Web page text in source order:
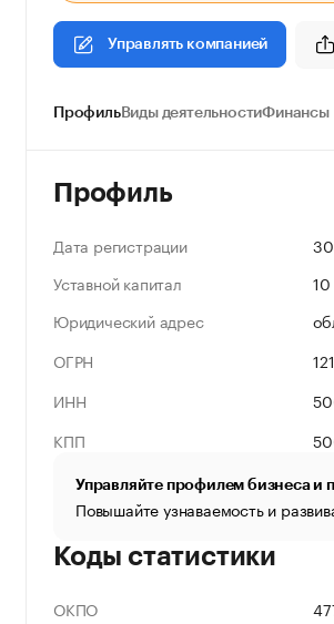
Управлять компанией
ПрофильВиды деятельностиФинансы
Профиль
Дата регистрации
Уставной капитал
Юридический адрес
ОГРН
ИНН
КПП
Управляйте профилем бизнеса и
Повышайте узнаваемость и
Коды статистики
ОКПО